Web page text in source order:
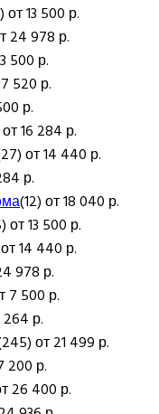
от 13 500 р.
24 978 р.
500 р.
520 р.
р.
16 284 р.
от 14 440 р.
р.
(12) от 18 040 р.
от 13 500 р.
14 440 р.
978 р.
7 500 р.
264 р.
от 21 499 р.
200 р.
26 400 р.